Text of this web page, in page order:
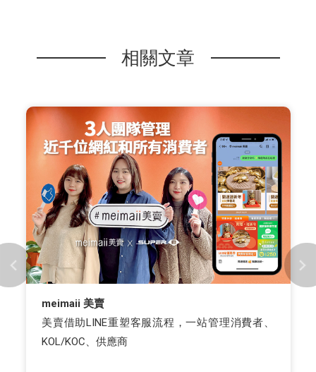
相關文章
meimaii 美賣
美賣借助LINE重塑客服流程，一站管理消費者、
KOL/KOC、供應商